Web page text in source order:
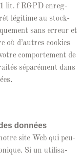
1 lit. f RGPD enreg­
légitime au stock­
sans erreur et
où d’autres cook­ies
com­porte­ment de
séparé­ment dans
don­nées
site Web qui peu­
Si un util­isa­